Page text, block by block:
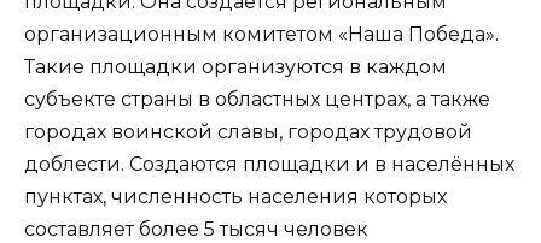
организационным комитетом «Наша Победа».
Такие площадки организуются в каждом
субъекте страны в областных центрах, а также
городах воинской славы, городах трудовой
доблести. Создаются площадки и в населённых
пунктах, численность населения которых
составляет более 5 тысяч человек